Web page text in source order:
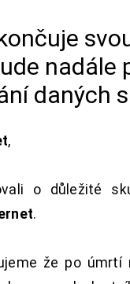
nadále
daných
,
o důležité
.
že po úmrtí